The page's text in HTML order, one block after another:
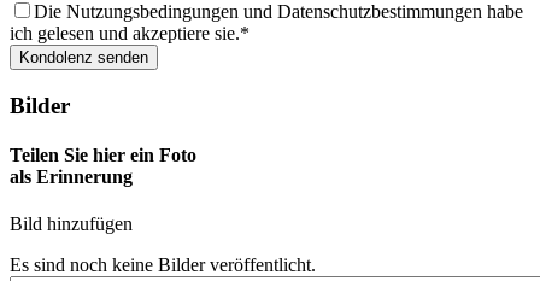
Die Nutzungsbedingungen und Datenschutzbestimmungen habe
ich gelesen und akzeptiere sie.
Bilder
Teilen Sie hier ein Foto
als Erinnerung
Bild hinzufügen
Es sind noch keine Bilder veröffentlicht.